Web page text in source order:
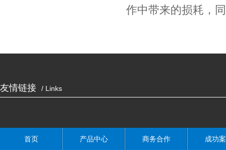
作中带来的损耗，
友情链接 / Links
首页 产品中心 商务合作 成功